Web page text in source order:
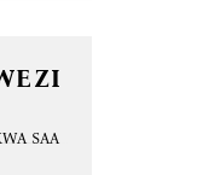
SAA